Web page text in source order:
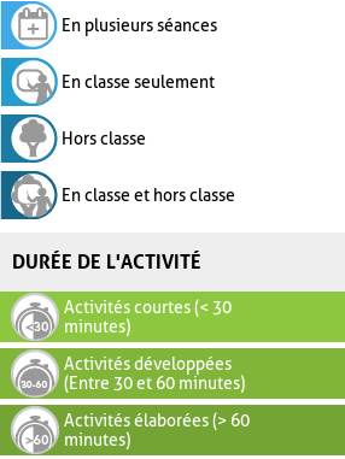
En plusieurs séances
En classe seulement
Hors classe
En classe et hors classe
DURÉE DE L'ACTIVITÉ
Activités courtes (< 30
minutes)
Activités développées
(Entre 30 et 60 minutes)
Activités élaborées (> 60
minutes)